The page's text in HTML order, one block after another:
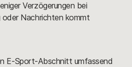
Verzögerungen bei
oder Nachrichten kommt
E-Sport-Abschnitt umfassend